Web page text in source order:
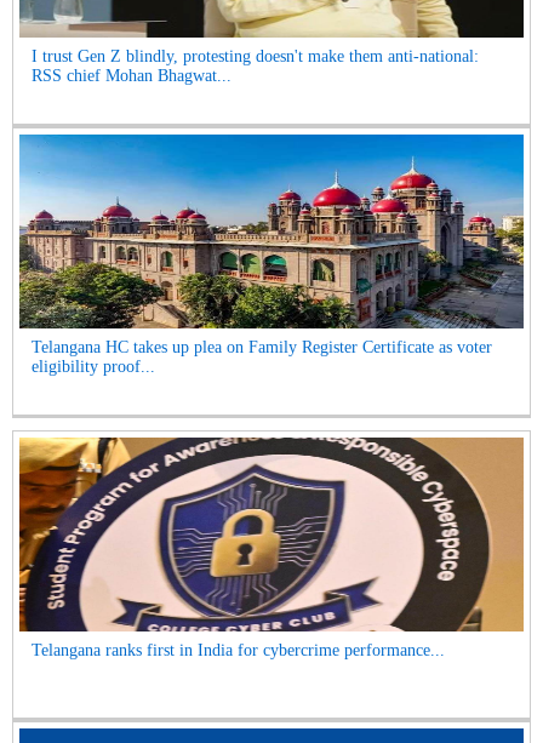
I trust Gen Z blindly, protesting doesn't make them anti-national:
RSS chief Mohan Bhagwat...
Telangana HC takes up plea on Family Register Certificate as voter
eligibility proof...
Telangana ranks first in India for cybercrime performance...